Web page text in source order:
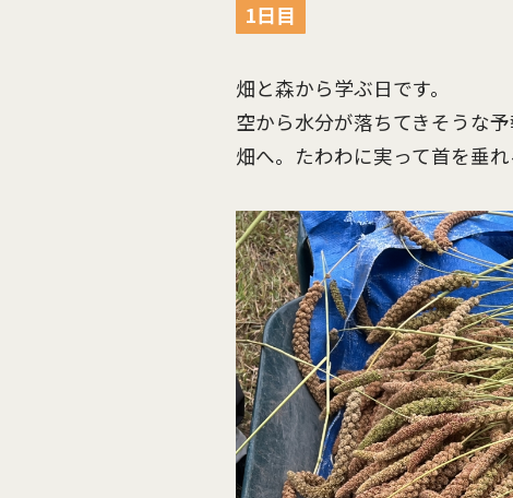
1日目
畑と森から学ぶ日です。
空から水分が落ちてきそうな
畑へ。たわわに実って首を垂